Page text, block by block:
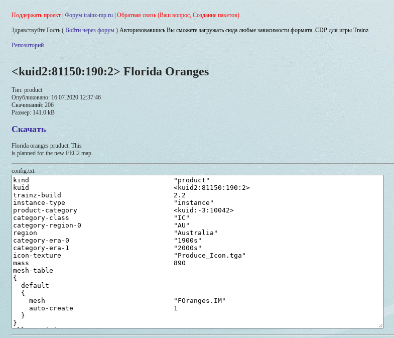
Поддержать проект Форум trainz-mp.ru Обратная связь (Ваш вопрос, Создание пакетов)
Здравствуйте Гость ( Войти через форум ) Авторизовавшись Вы сможете загружать сюда любые зависимости формата .CDP для игры Trainz
Репозиторий
<kuid2:81150:190:2> Florida Oranges
Тип: product
Опубликовано: 16.07.2020 12:37:46
Скачиваний: 206
Размер: 141.0 kB
Скачать
Florida oranges pruduct. This
is planned for the new FEC2 map.
config.txt: